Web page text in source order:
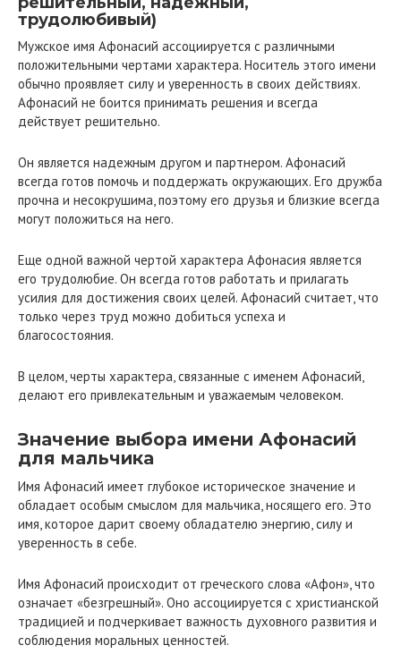
трудолюбивый)
Мужское имя Афонасий ассоциируется с различными
положительными чертами характера. Носитель этого имени
обычно проявляет силу и уверенность в своих действиях.
Афонасий не боится принимать решения и всегда
действует решительно.
Он является надежным другом и партнером. Афонасий
всегда готов помочь и поддержать окружающих. Его дружба
прочна и несокрушима, поэтому его друзья и близкие всегда
могут положиться на него.
Еще одной важной чертой характера Афонасия является
его трудолюбие. Он всегда готов работать и прилагать
усилия для достижения своих целей. Афонасий считает, что
только через труд можно добиться успеха и
благосостояния.
В целом, черты характера, связанные с именем Афонасий,
делают его привлекательным и уважаемым человеком.
Значение выбора имени Афонасий
для мальчика
Имя Афонасий имеет глубокое историческое значение и
обладает особым смыслом для мальчика, носящего его. Это
имя, которое дарит своему обладателю энергию, силу и
уверенность в себе.
Имя Афонасий происходит от греческого слова «Афон», что
означает «безгрешный». Оно ассоциируется с христианской
традицией и подчеркивает важность духовного развития и
соблюдения моральных ценностей.